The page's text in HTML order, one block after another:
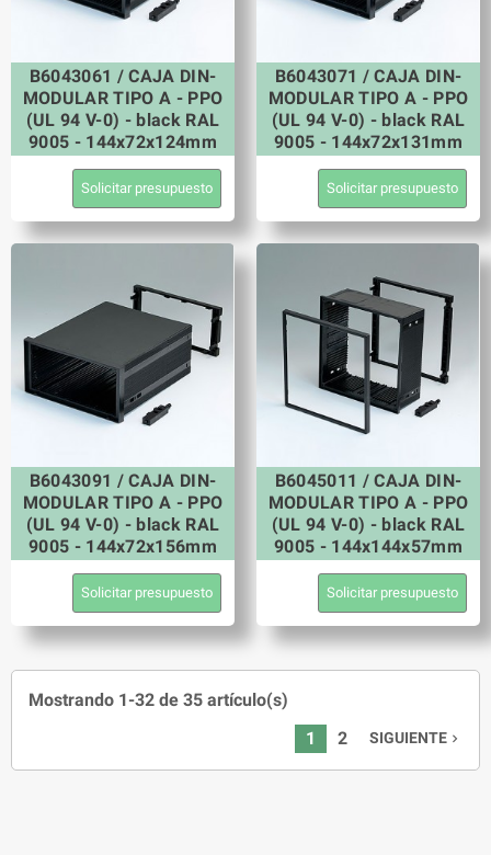
B6043061 / CAJA DIN-
MODULAR TIPO A - PPO
(UL 94 V-0) - black RAL
9005 - 144x72x124mm
Solicitar presupuesto
B6043071 / CAJA DIN-
MODULAR TIPO A - PPO
(UL 94 V-0) - black RAL
9005 - 144x72x131mm
Solicitar presupuesto
B6043091 / CAJA DIN-
MODULAR TIPO A - PPO
(UL 94 V-0) - black RAL
9005 - 144x72x156mm
Solicitar presupuesto
B6045011 / CAJA DIN-
MODULAR TIPO A - PPO
(UL 94 V-0) - black RAL
9005 - 144x144x57mm
Solicitar presupuesto
Mostrando 1-32 de 35 artículo(s)
1
2 SIGUIENTE 